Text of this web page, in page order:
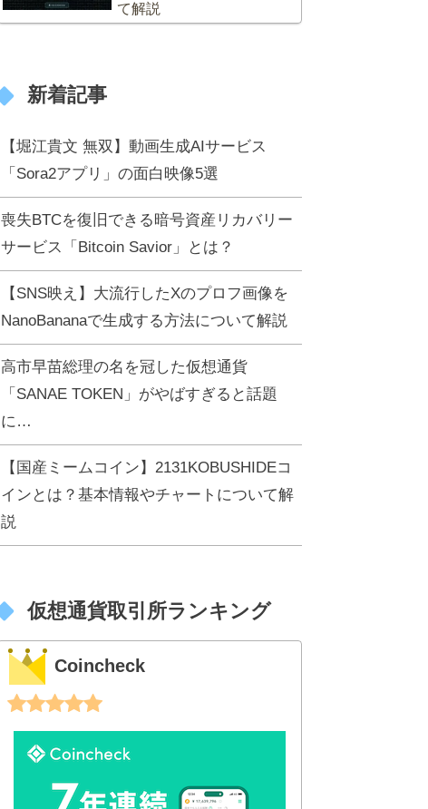
て解説
新着記事
【堀江貴文 無双】動画生成AIサービス
「Sora2アプリ」の面白映像5選
喪失BTCを復旧できる暗号資産リカバリー
サービス「Bitcoin Savior」とは？
【SNS映え】大流行したXのプロフ画像を
NanoBananaで生成する方法について解説
高市早苗総理の名を冠した仮想通貨
「SANAE TOKEN」がやばすぎると話題
に…
【国産ミームコイン】2131KOBUSHIDEコ
インとは？基本情報やチャートについて解
説
仮想通貨取引所ランキング
Coincheck